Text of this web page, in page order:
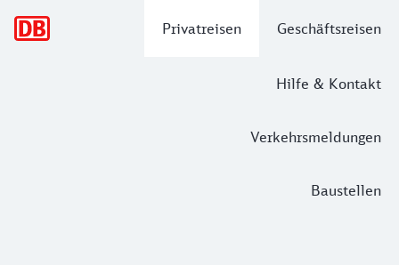
Privatreisen Geschäftsreisen
Hilfe & Kontakt
Verkehrsmeldungen
Baustellen